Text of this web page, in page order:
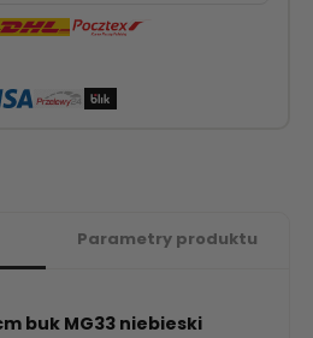
Parametry produktu
buk MG33 niebieski